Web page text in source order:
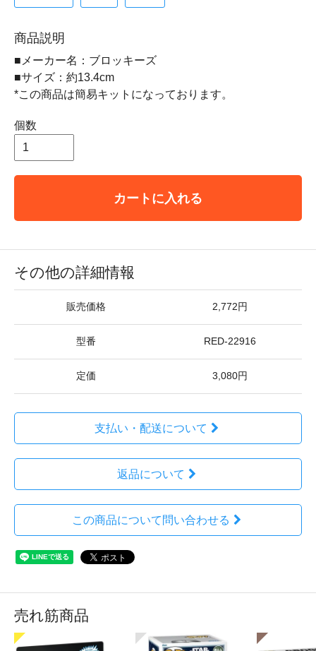
商品説明
■メーカー名：ブロッキーズ
■サイズ：約13.4cm
*この商品は簡易キットになっております。
個数
カートに入れる
その他の詳細情報
販売価格 2,772円
型番 RED-22916
定価 3,080円
支払い・配送について
返品について
この商品について問い合わせる
売れ筋商品